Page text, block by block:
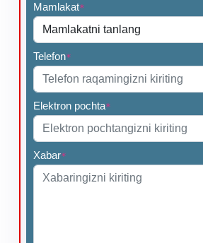
Mamlakat*
Telefon*
Elektron pochta*
Xabar*